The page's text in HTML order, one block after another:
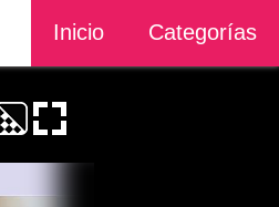
Inicio Categorías